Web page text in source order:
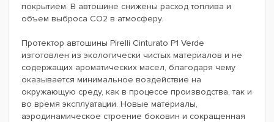
покрытием. В автошине снижены расход топлива и
объем выброса CO2 в атмосферу.
Протектор автошины Pirelli Cinturato P1 Verde
изготовлен из экологически чистых материалов и не
содержащих ароматических масел, благодаря чему
оказывается минимальное воздействие на
окружающую среду, как в процессе производства, так и
во время эксплуатации. Новые материалы,
аэродинамическое строение боковин и сокращенная